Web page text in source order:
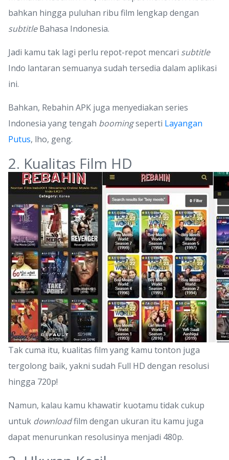
bahkan hingga puluhan ribu film lengkap dengan
subtitleBahasa Indonesia.
Jadi kamu tak lagi perlu repot-repot mencari subtitle
Indo lantaran semuanya sudah tersedia dalam aplikasi
ini.
Bahkan, Rebahin APK juga menyediakan series
Indonesia yang tengah boomingseperti Layangan
Putus, lho, geng.
2. Kualitas Film HD
Tak cuma itu, kualitas film yang kamu tonton juga
tergolong baik, yakni sudah Full HD dengan resolusi
hingga 720p!
Namun, kalau kamu khawatir kuotamu tidak cukup
untuk downloadfilm dengan ukuran itu kamu juga
dapat menurunkan resolusinya menjadi 480p.